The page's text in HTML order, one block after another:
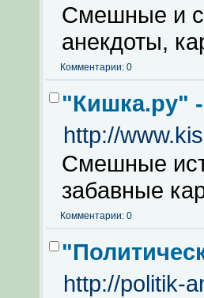
Смешные и
анекдоты,
Комментарии: 0
"Кишка.ру"
http://
Смешные
забавные
Комментарии: 0
http://politik-